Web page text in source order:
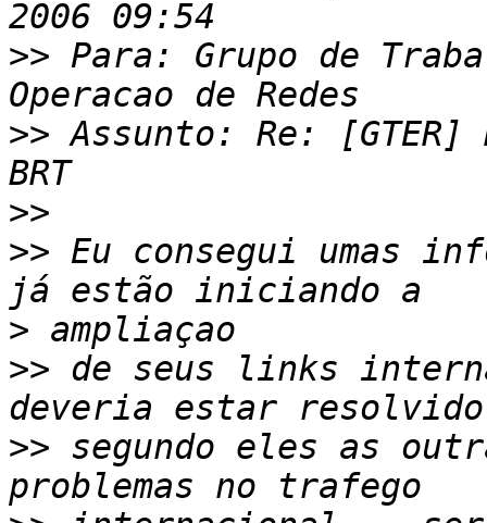
>> Para: Grupo de
>> Assunto: Re: [GTER]
>>
>> Eu consegui umas
>
>> de seus links
>> segundo eles as